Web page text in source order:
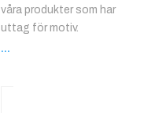
våra produkter som har
uttag för motiv.
...